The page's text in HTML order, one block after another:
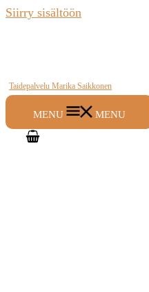
Siirry sisältöön
Taidepalvelu Marika Saikkonen
MENU MENU